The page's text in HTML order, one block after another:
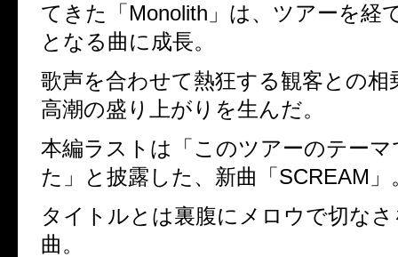
てきた「 Monolith 」は、ツアーを経
となる曲に成長。
歌声を合わせて熱狂する観客との相
高潮の盛り上がりを生んだ。
本編ラストは「このツアーのテー
た」と披露した、新曲「 SCREAM
タイトルとは裏腹にメロウで切な
曲。